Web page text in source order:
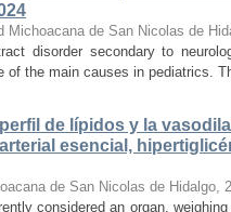
Michoacana de San Nicolas de
disorder secondary to
of the main causes in pediatrics.
de lípidos y la
esencial,
de San Nicolas de Hidalgo,
considered an organ,